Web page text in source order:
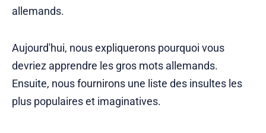
allemands.
Aujourd'hui, nous expliquerons pourquoi vous
devriez apprendre les gros mots allemands.
Ensuite, nous fournirons une liste des insultes les
plus populaires et imaginatives.